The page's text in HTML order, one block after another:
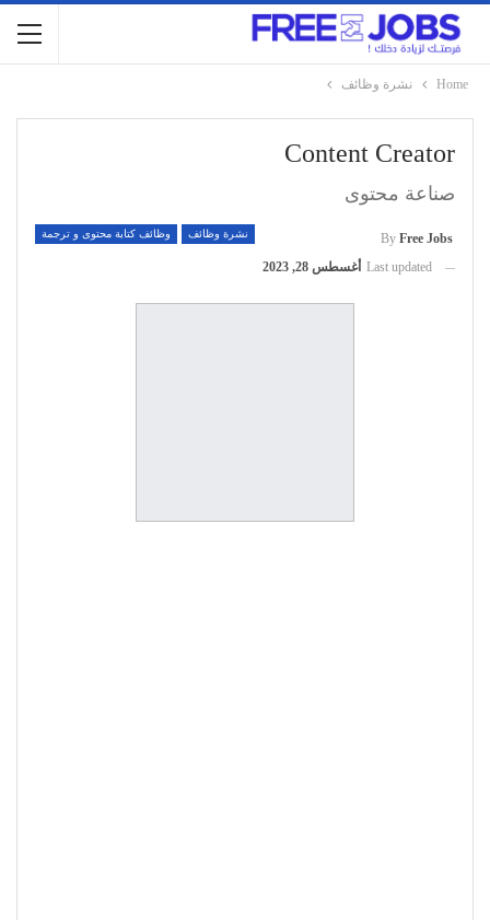
Home نشرة وظائف
Content Creator
صناعة محتوى
نشرة وظائف وظائف كتابة محتوى و ترجمة By Free Jobs
Last updated أغسطس 28, 2023